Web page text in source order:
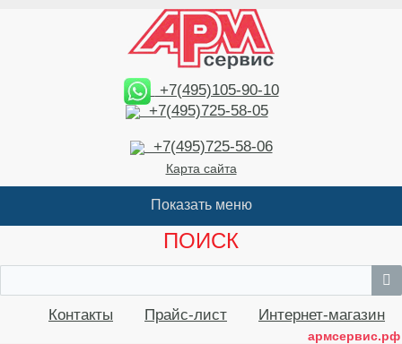
+7(495)105-90-10
+7(495)725-58-05
+7(495)725-58-06
Карта сайта
ПОИСК
Контакты Прайс-лист Интернет-магазин
армсервис.рф